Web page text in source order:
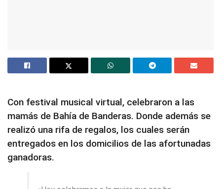
Con festival musical virtual, celebraron a las
mamás de Bahía de Banderas. Donde además se
realizó una rifa de regalos, los cuales serán
entregados en los domicilios de las afortunadas
ganadoras.